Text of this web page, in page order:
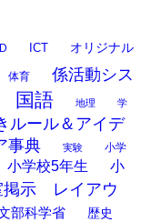
ICT
オリジナル
体育
係活動シス
国語 地理 学
ルール＆アイデ
事典 実験
小学
小学校5年生
小
掲示 レイアウ
部科学省 歴史